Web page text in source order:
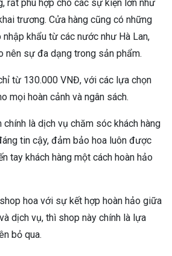
rất phù hợp cho các sự kiện lớn như
trương. Cửa hàng cũng có những
khẩu từ các nước như Hà Lan,
nên sự đa dạng trong sản phẩm.
từ 130.000 VNĐ, với các lựa chọn
mọi hoàn cảnh và ngân sách.
là dịch vụ chăm sóc khách hàng
tin cậy, đảm bảo hoa luôn được
tay khách hàng một cách hoàn hảo
hoa với sự kết hợp hoàn hảo giữa
dịch vụ, thì shop này chính là lựa
bỏ qua.